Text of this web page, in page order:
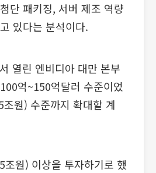
단 패키징, 서버 제조 역량
있다는 분석이다.
열린 엔비디아 대만 본부
억~150억달러 수준이었
원) 수준까지 확대할 계
원) 이상을 투자하기로 했